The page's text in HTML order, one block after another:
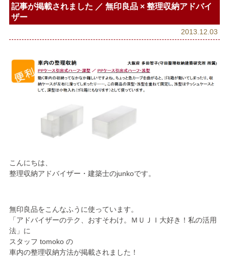
記事が掲載されました ／ 無印良品 × 整理収納アドバイ
ザー
2013.12.03
こんにちは、
整理収納アドバイザー・建築士のjunkoです。
無印良品をこんなふうに使っています。
「アドバイザーのテク、おすそわけ。ＭＵＪＩ大好き！私の活用
法」に
スタッフ tomoko の
車内の整理収納方法が掲載されました！